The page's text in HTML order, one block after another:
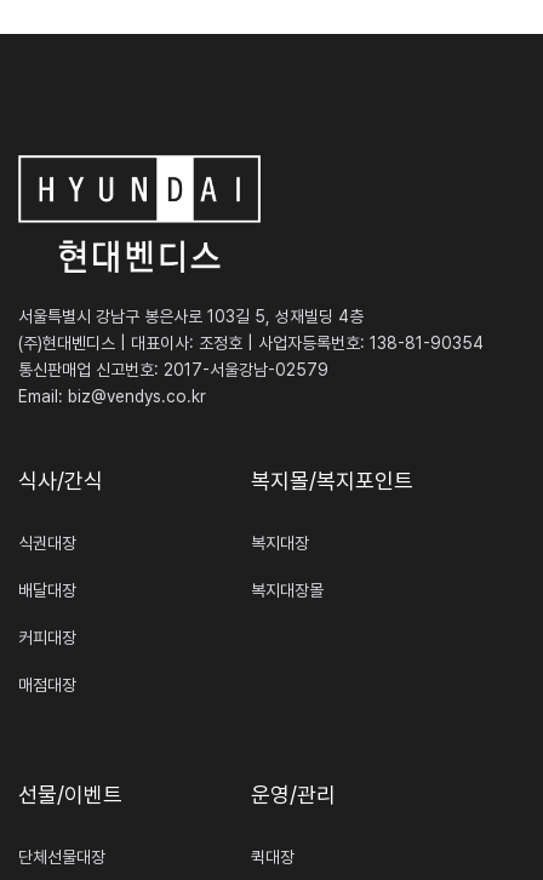
서울특별시 강남구 봉은사로 103길 5, 성재빌딩 4층
(주)현대벤디스 | 대표이사: 조정호 | 사업자등록번호: 138-81-90354
통신판매업 신고번호: 2017-서울강남-02579
Email: biz@vendys.co.kr
식사/간식
식권대장
배달대장
커피대장
매점대장
복지몰/복지포인트
복지대장
복지대장몰
선물/이벤트
단체선물대장
운영/관리
퀵대장